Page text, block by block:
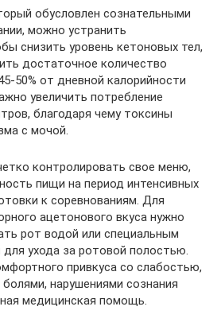
обусловлен сознательными
можно устранить
снизить уровень кетоновых тел,
достаточное количество
50% от дневной калорийности
увеличить потребление
благодаря чему токсины
с мочой.
контролировать свое меню,
пищи на период интенсивных
к соревнованиям. Для
ацетонового вкуса нужно
рот водой или специальным
ухода за ротовой полостью.
привкуса со слабостью,
нарушениями сознания
медицинская помощь.